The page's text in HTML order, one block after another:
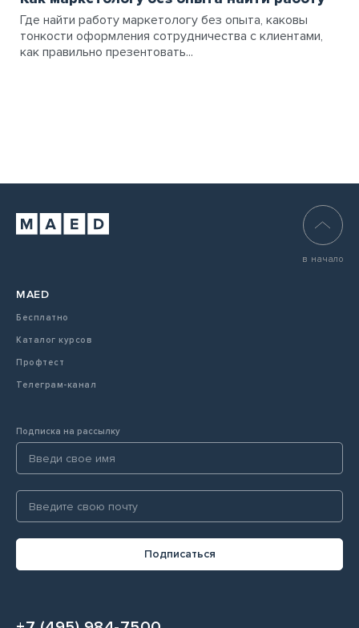
Где найти работу маркетологу без опыта, каковы
тонкости оформления сотрудничества с клиентами,
как правильно презентовать...
MAED
Бесплатно
Каталог курсов
Профтест
Телеграм-канал
в начало
Подписка на рассылку
Подписаться